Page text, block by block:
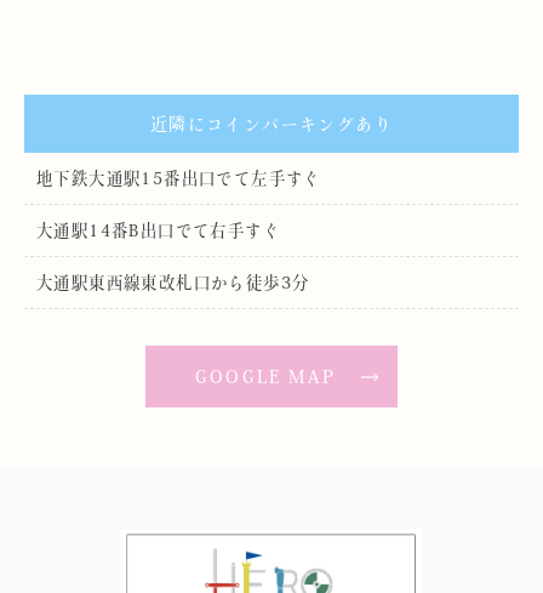
近隣にコインパーキングあり
地下鉄大通駅15番出口でて左手すぐ
大通駅14番B出口でて右手すぐ
大通駅東西線東改札口から徒歩3分
GOOGLE MAP